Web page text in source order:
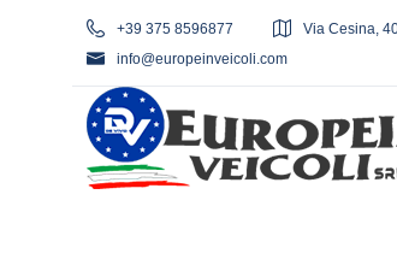
+39 375 8596877
Via Cesina,
info@europeinveicoli.com